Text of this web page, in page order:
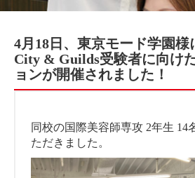
4月18日、東京モード学園様
City & Guilds受験者に向け
ョンが開催されました！
同校の国際美容師専攻 2年生 14
ただきました。